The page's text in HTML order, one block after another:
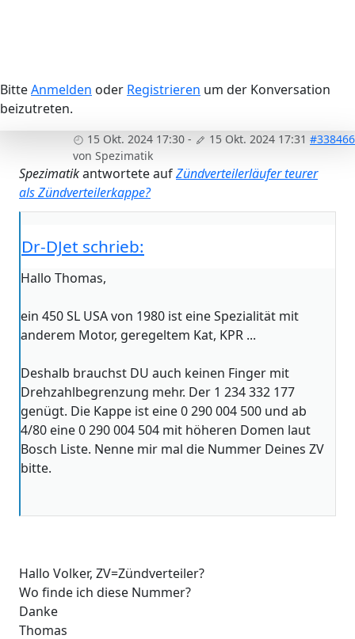
BitteAnmelden oder Registrieren um der Konversation
beizutreten.
15 Okt. 2024 17:30 - 15 Okt. 2024 17:31 #338466
von Spezimatik
Spezimatikantwortete aufZündverteilerläufer teurer
als Zündverteilerkappe?
Dr-DJet schrieb:
Hallo Thomas,
ein 450 SL USA von 1980 ist eine Spezialität mit
anderem Motor, geregeltem Kat, KPR ...
Deshalb brauchst DU auch keinen Finger mit
Drehzahlbegrenzung mehr. Der 1 234 332 177
genügt. Die Kappe ist eine 0 290 004 500 und ab
4/80 eine 0 290 004 504 mit höheren Domen laut
Bosch Liste. Nenne mir mal die Nummer Deines ZV
bitte.
Hallo Volker, ZV=Zündverteiler?
Wo finde ich diese Nummer?
Danke
Thomas